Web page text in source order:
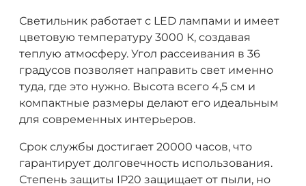
Светильник работает с LED лампами и имеет
цветовую температуру 3000 К, создавая
теплую атмосферу. Угол рассеивания в 36
градусов позволяет направить свет именно
туда, где это нужно. Высота всего 4,5 см и
компактные размеры делают его идеальным
для современных интерьеров.
Срок службы достигает 20000 часов, что
гарантирует долговечность использования.
Степень защиты IP20 защищает от пыли, но